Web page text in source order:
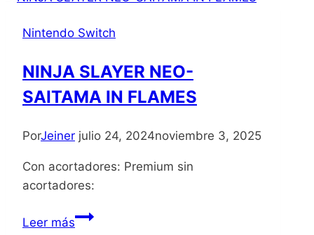
Nintendo Switch
NINJA SLAYER NEO-
SAITAMA IN FLAMES
PorJeiner julio 24, 2024noviembre 3, 2025
Con acortadores: Premium sin
acortadores:
Leer másNINJA